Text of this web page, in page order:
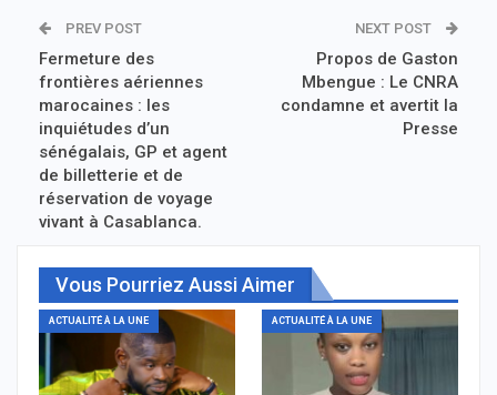
PREV POST
Fermeture des
frontières aériennes
marocaines : les
inquiétudes d’un
sénégalais, GP et agent
de billetterie et de
réservation de voyage
vivant à Casablanca.
NEXT POST
Propos de Gaston
Mbengue : Le CNRA
condamne et avertit la
Presse
Vous Pourriez Aussi Aimer
ACTUALITÉ À LA UNE ACTUALITÉ À LA UNE